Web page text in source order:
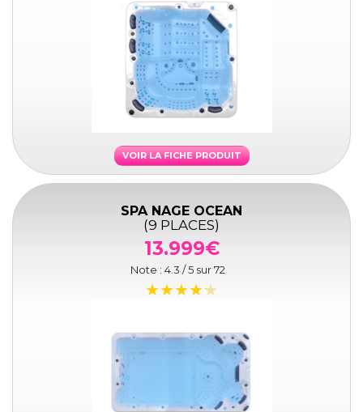
VOIR LA FICHE PRODUIT
SPA NAGE OCEAN
(9 PLACES)
13.999€
Note : 4.3 / 5 sur72